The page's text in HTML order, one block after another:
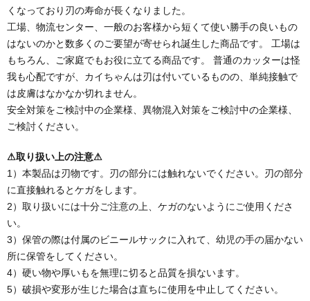
くなっており刃の寿命が長くなりました。
工場、物流センター、一般のお客様から短くて使い勝手の良いもの
はないのかと数多くのご要望が寄せられ誕生した商品です。 工場は
もちろん、ご家庭でもお役に立てる商品です。 普通のカッターは怪
我も心配ですが、カイちゃんは刃は付いているものの、単純接触で
は皮膚はなかなか切れません。
安全対策をご検討中の企業様、異物混入対策をご検討中の企業様、
ご検討ください。
⚠取り扱い上の注意⚠
1）本製品は刃物です。刃の部分には触れないでください。刃の部分
に直接触れるとケガをします。
2）取り扱いには十分ご注意の上、ケガのないようにご使用くださ
い。
3）保管の際は付属のビニールサックに入れて、幼児の手の届かない
所に保管をしてください。
4）硬い物や厚いもを無理に切ると品質を損ないます。
5）破損や変形が生じた場合は直ちに使用を中止してください。